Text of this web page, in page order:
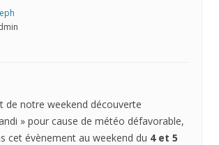
de notre weekend découverte
» pour cause de météo défavorable,
cet évènement au weekend du 4 et 5